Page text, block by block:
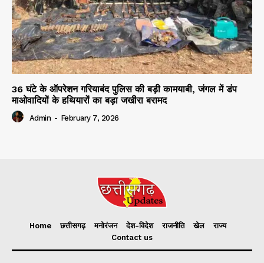
36 घंटे के ऑपरेशन गरियाबंद पुलिस की बड़ी कामयाबी, जंगल में डंप
माओवादियों के हथियारों का बड़ा जखीरा बरामद
Admin - February 7, 2026
Home छत्तीसगढ़ मनोरंजन देश-विदेश राजनीति खेल
राज्य
Contact us